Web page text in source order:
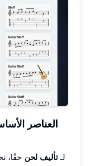
العناصر
لـتأليف لحن حقًا،